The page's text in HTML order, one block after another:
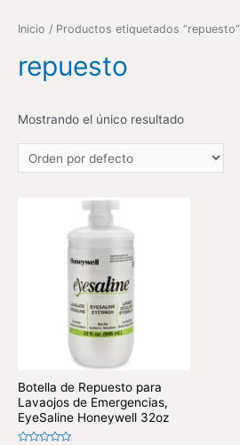
Inicio / Productos etiquetados “repuesto”
repuesto
Mostrando el único resultado
Botella de Repuesto para
Lavaojos de Emergencias,
EyeSaline Honeywell 32oz